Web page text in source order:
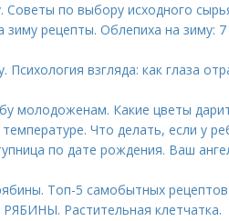
Советы по выбору исходного
зиму рецепты. Облепиха на зиму:
Психология взгляда: как глаза
молодоженам. Какие цветы
Что делать, если у
по дате рождения. Ваш
Топ-5 самобытных
Растительная клетчатка.